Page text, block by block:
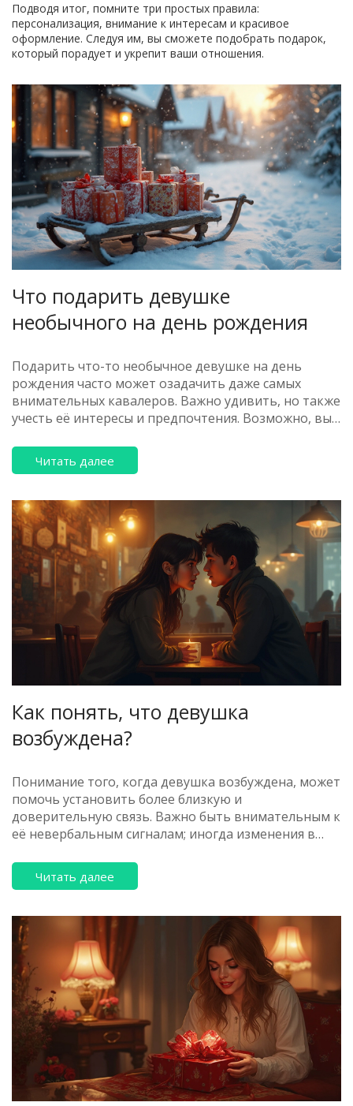
Подводя итог, помните три простых правила:
персонализация, внимание к интересам и красивое
оформление. Следуя им, вы сможете подобрать подарок,
который порадует и укрепит ваши отношения.
Что подарить девушке
необычного на день рождения
Подарить что-то необычное девушке на день
рождения часто может озадачить даже самых
внимательных кавалеров. Важно удивить, но также
учесть её интересы и предпочтения. Возможно, вы
парфюмом? Рассмотрим несколько интересных и
нестандартных вариантов, которые точно
Читать далее
Как понять, что девушка
возбуждена?
Понимание того, когда девушка возбуждена, может
помочь установить более близкую и
доверительную связь. Важно быть внимательным к
её невербальным сигналам; иногда изменения в
чем слова. Эта статья предоставляет советы,
которые помогут вам разобраться в таких
отношения. Узнайте, на что обращать внимание и
как правильно реагировать на её сигналы.
Читать далее